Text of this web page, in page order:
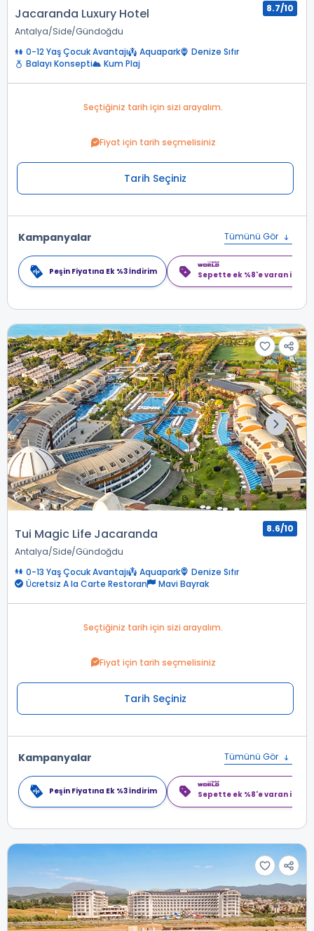
Jacaranda Luxury Hotel
Antalya Side Gündoğdu
8.7/10
0-12 Yaş Çocuk Avantajı Aquapark
Denize Sıfır
Balayı Konsepti
Kum Plaj
Seçtiğiniz tarih için sizi arayalım.
Fiyat için tarih seçmelisiniz
Tarih Seçiniz
Kampanyalar Tümünü Gör
Peşin Fiyatına Ek %3 İndirim Sepette ek %8'e varan
Tui Magic Life Jacaranda
Antalya Side Gündoğdu
8.6/10
0-13 Yaş Çocuk Avantajı Aquapark
Denize Sıfır
Ücretsiz A la Carte Restoran
Mavi Bayrak
Seçtiğiniz tarih için sizi arayalım.
Fiyat için tarih seçmelisiniz
Tarih Seçiniz
Kampanyalar Tümünü Gör
Peşin Fiyatına Ek %3 İndirim Sepette ek %8'e varan